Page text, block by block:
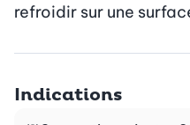
refroidir sur une
Indications